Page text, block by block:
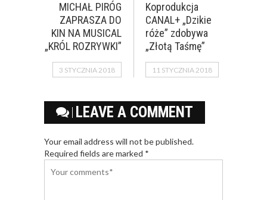
MICHAŁ PIRÓG
ZAPRASZA DO
KIN NA MUSICAL
„KRÓL ROZRYWKI”
3 STYCZNIA 2018
Koprodukcja
CANAL+ „Dzikie
róże” zdobywa
„Złotą Taśmę”
11 STYCZNIA 2018
LEAVE A COMMENT
Your email address will not be published.
Required fields are marked *